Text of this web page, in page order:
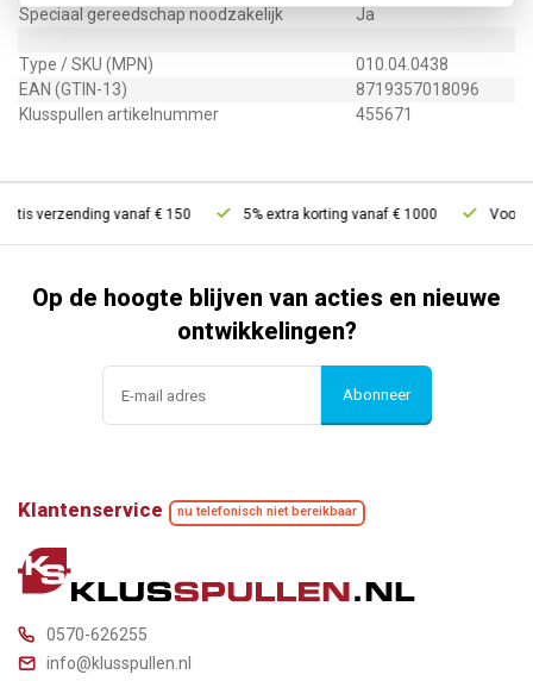
Speciaal gereedschap noodzakelijk
Ja
Type / SKU (MPN)
010.04.0438
EAN (GTIN-13)
8719357018096
Klusspullen artikelnummer
455671
verzending vanaf € 150 5% extra korting vanaf € 1000 Voor
Op de hoogte blijven van acties en nieuwe
ontwikkelingen?
Abonneer
Klantenservice nu telefonisch niet bereikbaar
0570-626255
info@klusspullen.nl